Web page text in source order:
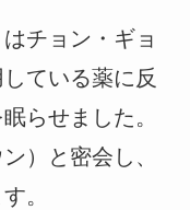
チョン・ギョ
ている薬に反
らせました。
）と密会し、
。